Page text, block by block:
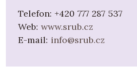
Telefon: +420 777 287 537
Web: www.srub.cz
E-mail: info@srub.cz